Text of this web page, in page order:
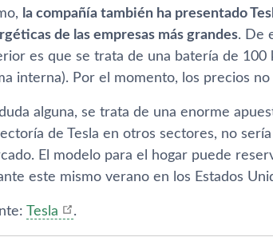
la compañí­a también ha presentado
de las empresas más grandes. De
es que se trata de una baterí­a de
interna). Por el momento, los precios
alguna, se trata de una enorme
de Tesla en otros sectores, no
El modelo para el hogar puede
este mismo verano en los Estados
Tesla .